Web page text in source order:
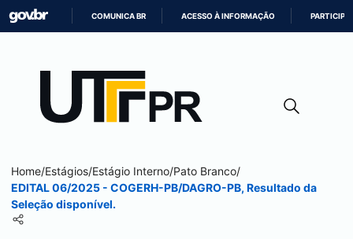
CONTEÚDO
COMUNICA BR ACESSO À INFORMAÇÃO PARTICIPE
Home/Estágios/Estágio Interno/Pato Branco/
EDITAL 06/2025 - COGERH-PB/DAGRO-PB, Resultado da
Seleção disponível.